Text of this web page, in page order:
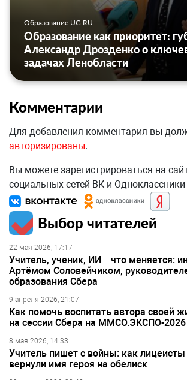
Образование UG.RU
Образование как приоритет:
Александр Дрозденко о
задачах Ленобласти
Комментарии
Для добавления комментария вы
авторизированы.
Вы можете зарегистрироваться на
социальных сетей ВК и Одноклассники
Выбор читателей
22 мая 2026, 17:17
Учитель, ученик, ИИ – что меняется:
Артёмом Соловейчиком,
образования Сбера
9 апреля 2026, 21:07
Как помочь воспитать автора своей
на сессии Сбера на ММСО.ЭКСПО-2026
8 мая 2026, 14:33
Учитель пишет с войны: как лицеисты
вернули имя героя на обелиск